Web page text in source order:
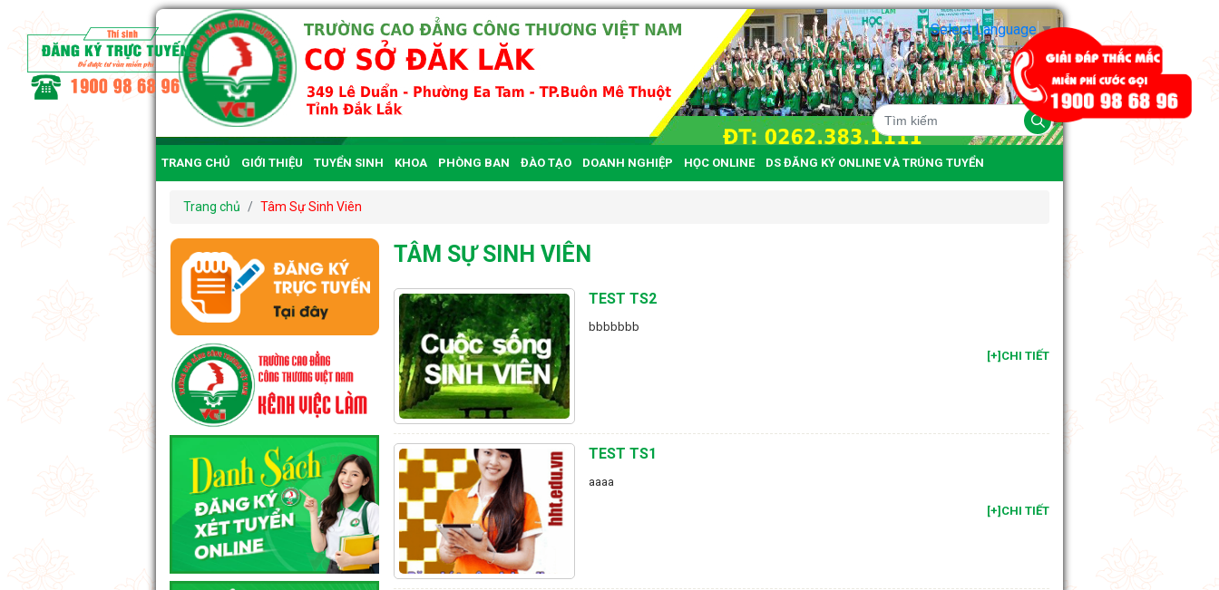
Select Language ▼
TRANG CHỦ GIỚI THIỆU TUYỂN SINH KHOA PHÒNG BAN ĐÀO TẠO DOANH NGHIỆP HỌC ONLINE DS ĐĂNG KÝ ONLINE VÀ TRÚNG TUYỂN
CÔNG KHAI
Trang chủ Tâm Sự Sinh Viên
TÂM SỰ SINH VIÊN
TEST TS2
bbbbbbb
[+]CHI TIẾT
TEST TS1
aaaa
[+]CHI TIẾT